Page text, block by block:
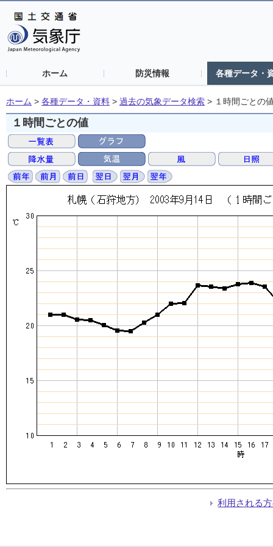
ホーム 防災情報 各種データ・
ホーム > 各種データ・資料 > 過去の気象データ検索 > １時間ごとの
１時間ごとの値
利用される